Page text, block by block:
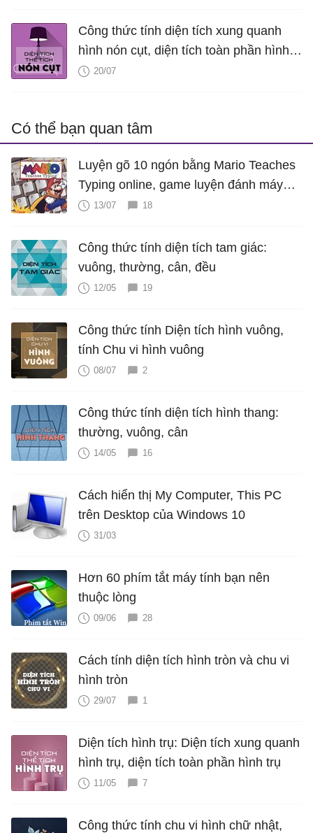
Công thức tính diện tích xung quanh
hình nón cụt, diện tích toàn phần hình
nón cụt, thể tích hình nón cụt
20/07
Có thể bạn quan tâm
Luyện gõ 10 ngón bằng Mario Teaches
Typing online, game luyện đánh máy
cực hấp dẫn
13/07 18
Công thức tính diện tích tam giác:
vuông, thường, cân, đều
12/05 19
Công thức tính Diện tích hình vuông,
tính Chu vi hình vuông
08/07 2
Công thức tính diện tích hình thang:
thường, vuông, cân
14/05 16
Cách hiển thị My Computer, This PC
trên Desktop của Windows 10
31/03
Hơn 60 phím tắt máy tính bạn nên
thuộc lòng
09/06 28
Cách tính diện tích hình tròn và chu vi
hình tròn
29/07 1
Diện tích hình trụ: Diện tích xung quanh
hình trụ, diện tích toàn phần hình trụ
11/05 7
Công thức tính chu vi hình chữ nhật,